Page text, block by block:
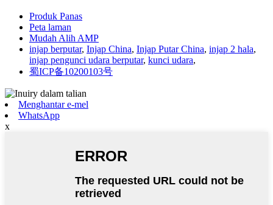
Produk Panas
Peta laman
Mudah Alih AMP
injap berputar, Injap China, Injap Putar China, injap 2 hala,
injap pengunci udara berputar, kunci udara,
蜀ICP备10200103号
Menghantar e-mel
WhatsApp
x